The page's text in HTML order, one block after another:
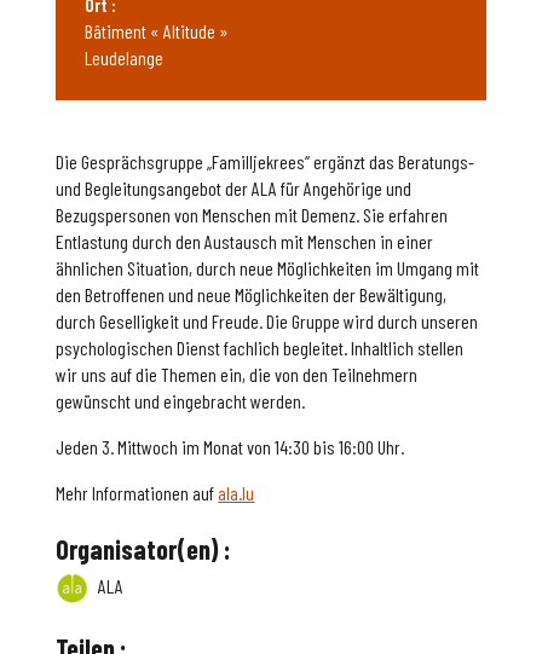
Die Gesprächsgruppe „Familljekrees“ ergänzt das Beratungs-
und Begleitungsangebot der ALA für Angehörige und
Bezugspersonen von Menschen mit Demenz. Sie erfahren
Entlastung durch den Austausch mit Menschen in einer
ähnlichen Situation, durch neue Möglichkeiten im Umgang mit
den Betroffenen und neue Möglichkeiten der Bewältigung,
durch Geselligkeit und Freude. Die Gruppe wird durch unseren
psychologischen Dienst fachlich begleitet. Inhaltlich stellen
wir uns auf die Themen ein, die von den Teilnehmern
gewünscht und eingebracht werden.
Jeden 3. Mittwoch im Monat von 14:30 bis 16:00 Uhr.
Mehr Informationen aufala.lu
Organisator(en) :
ALA
Ort :
Bâtiment « Altitude »
Leudelange